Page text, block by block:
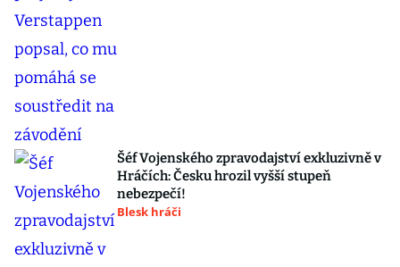
Šéf Vojenského zpravodajství exkluzivně v
Hráčích: Česku hrozil vyšší stupeň
nebezpečí!
Blesk hráči